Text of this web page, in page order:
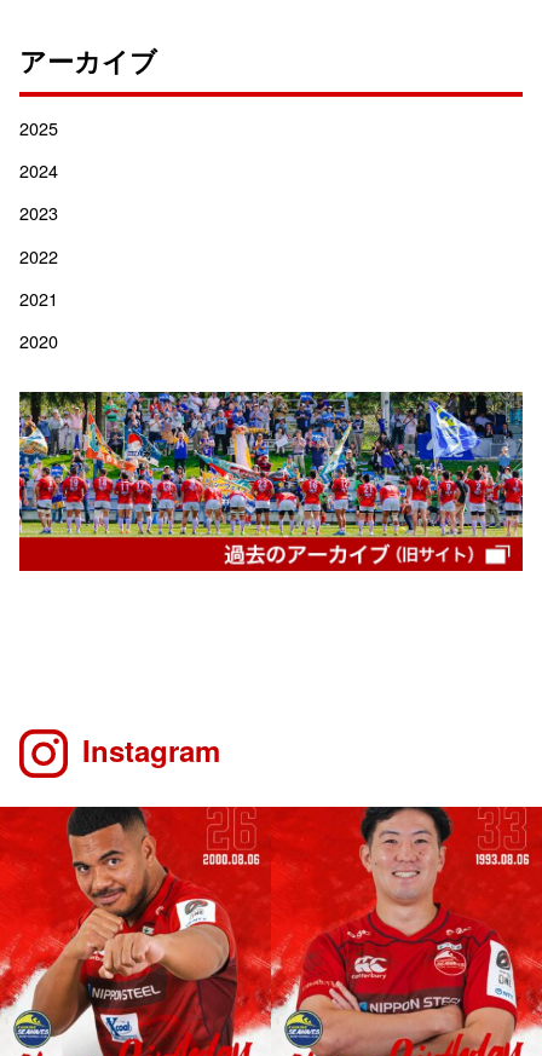
アーカイブ
2025
2024
2023
2022
2021
2020
Instagram